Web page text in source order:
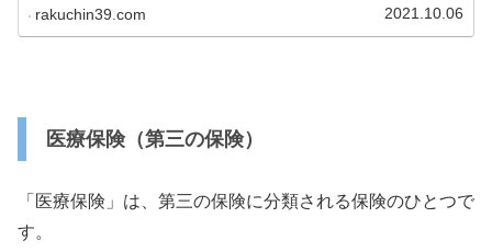
rakuchin39.com 2021.10.06
医療保険（第三の保険）
「医療保険」は、第三の保険に分類される保険のひとつで
す。